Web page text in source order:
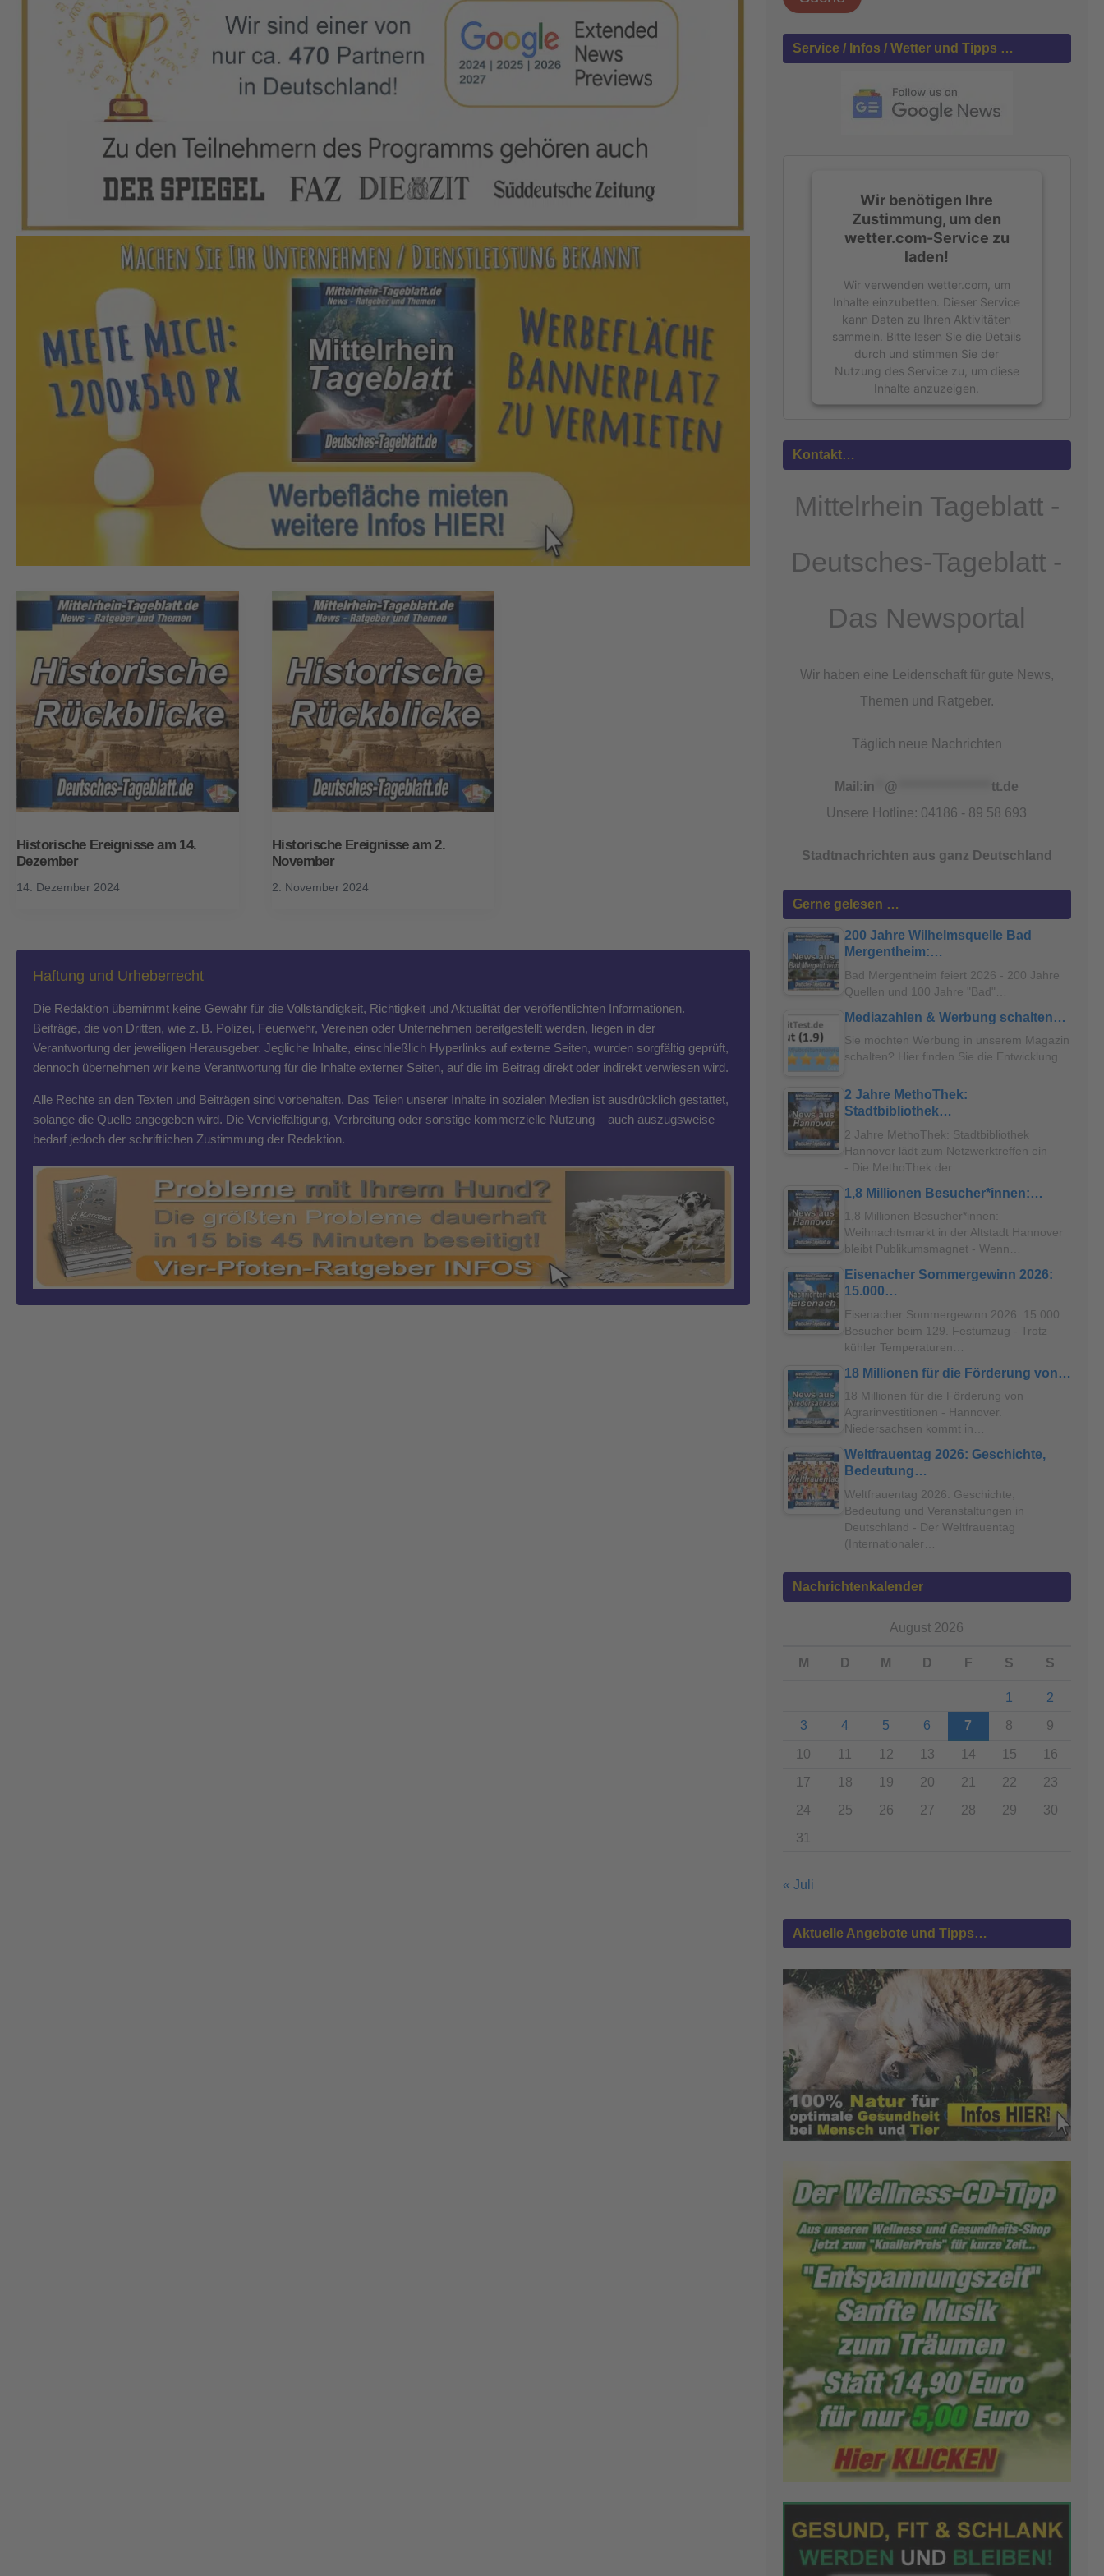
Historische Ereignisse am 14.
Dezember
14. Dezember 2024
Historische Ereignisse am 2.
November
2. November 2024
Haftung und Urheberrecht
Die Redaktion übernimmt keine Gewähr für die Vollständigkeit, Richtigkeit und Aktualität der veröffentlichten Informationen.
Beiträge, die von Dritten, wie z. B. Polizei, Feuerwehr, Vereinen oder Unternehmen bereitgestellt werden, liegen in der
Verantwortung der jeweiligen Herausgeber. Jegliche Inhalte, einschließlich Hyperlinks auf externe Seiten, wurden sorgfältig geprüft,
dennoch übernehmen wir keine Verantwortung für die Inhalte externer Seiten, auf die im Beitrag direkt oder indirekt verwiesen wird.
Alle Rechte an den Texten und Beiträgen sind vorbehalten. Das Teilen unserer Inhalte in sozialen Medien ist ausdrücklich gestattet,
solange die Quelle angegeben wird. Die Vervielfältigung, Verbreitung oder sonstige kommerzielle Nutzung – auch auszugsweise –
bedarf jedoch der schriftlichen Zustimmung der Redaktion.
h
n
Service / Infos / Wetter und Tipps …
Wir benötigen Ihre
Zustimmung, um den
wetter.com-Service zu
laden!
Wir verwenden wetter.com, um
Inhalte einzubetten. Dieser Service
kann Daten zu Ihren Aktivitäten
sammeln. Bitte lesen Sie die Details
durch und stimmen Sie der
Nutzung des Service zu, um diese
Inhalte anzuzeigen.
Informationen
Akzeptieren
powered byUsercentrics Consent
Management Platform&eRecht24
Kontakt…
Mittelrhein Tageblatt -
Deutsches-Tageblatt -
Das Newsportal
Wir haben eine Leidenschaft für gute News,
Themen und Ratgeber.
Täglich neue Nachrichten
Mail:in @ *******************tt.de
Unsere Hotline: 04186 - 89 58 693
Stadtnachrichten aus ganz Deutschland
Gerne gelesen …
200 Jahre Wilhelmsquelle Bad
Mergentheim:…
Bad Mergentheim feiert 2026 - 200 Jahre
Quellen und 100 Jahre "Bad"…
Mediazahlen & Werbung schalten…
Sie möchten Werbung in unserem Magazin
schalten? Hier finden Sie die Entwicklung…
2 Jahre MethoThek:
Stadtbibliothek…
2 Jahre MethoThek: Stadtbibliothek
Hannover lädt zum Netzwerktreffen ein
- Die MethoThek der…
1,8 Millionen Besucher*innen:…
1,8 Millionen Besucher*innen:
Weihnachtsmarkt in der Altstadt Hannover
bleibt Publikumsmagnet - Wenn…
Eisenacher Sommergewinn 2026:
15.000…
Eisenacher Sommergewinn 2026: 15.000
Besucher beim 129. Festumzug - Trotz
kühler Temperaturen…
18 Millionen für die Förderung von…
18 Millionen für die Förderung von
Agrarinvestitionen - Hannover.
Niedersachsen kommt in…
Weltfrauentag 2026: Geschichte,
Bedeutung…
Weltfrauentag 2026: Geschichte,
Bedeutung und Veranstaltungen in
Deutschland - Der Weltfrauentag
(Internationaler…
Nachrichtenkalender
August 2026
M D M D F S S
1
2
3
4 5 6 7 8 9
10 11 12 13 14 15
16
17
18 19 20 21 22
23
24
25 26 27 28 29
30
31
« Juli
Aktuelle Angebote und Tipps…